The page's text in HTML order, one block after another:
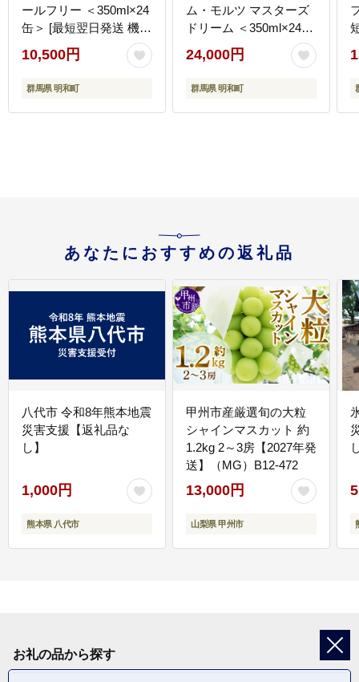
ールフリー ＜350ml×24
缶＞ [最短翌日発送 機能
性表示食品 お酒 ビール
ノンアル 糖質オフ サン
トリー suntory]
10,500円
群馬県 明和町
ム・モルツ マスターズ
ドリーム ＜350ml×24缶
＞ [最短翌日発送 お酒
ビール サントリー プレ
モル マスターズドリー
ル suntory]
24,000円
群馬県 明和町
あなたにおすすめの返礼品
八代市 令和8年熊本地震
災害支援【返礼品な
し】
1,000円
熊本県 八代市
甲州市産厳選旬の大粒
シャインマスカット 約
1.2kg 2～3房【2027年発
送】（MG）B12-472
13,000円
山梨県 甲州市
お礼の品から探す